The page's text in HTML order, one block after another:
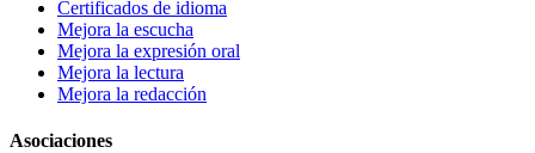
Certificados de idioma
Mejora la escucha
Mejora la expresión oral
Mejora la lectura
Mejora la redacción
Asociaciones